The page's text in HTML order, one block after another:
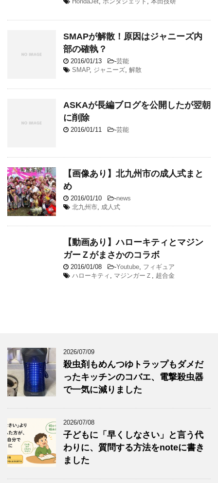
SMAPが解散！原因はジャニーズ内
部の確執？
2016/01/13 -芸能
SMAP, ジャニーズ, 解散
ASKAが長編ブログを公開したが翌朝
に削除
2016/01/11 -芸能
【画像あり】北九州市の成人式まと
め
2016/01/10 -news
北九州市, 成人式
【動画あり】ハローキティとマジン
ガーＺがまさかのコラボ
2016/01/08 -Youtube, フィギュア
ハローキティ , マジンガーＺ , 超合金
2026/07/09
殺虫剤もめんつゆトラップもダメだ
ったキッチンのコバエ、電撃殺虫器
で一気に減りました
2026/07/08
子どもに「早くしなさい」と言う代
わりに、質問する方法をnoteに書き
ました